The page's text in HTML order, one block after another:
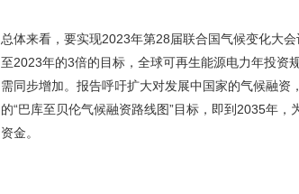
总体来看，要实现2023年第28届联合国气候变化大
至2023年的3倍的目标，全球可再生能源电力年投资
需同步增加。报告呼吁扩大对发展中国家的气候融
的“巴库至贝伦气候融资路线图”目标，即到2035年
资金。